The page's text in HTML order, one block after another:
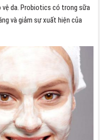
vệ da. Probiotics có trong sữa
và giảm sự xuất hiện của